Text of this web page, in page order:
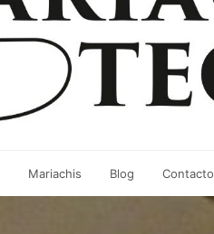
Mariachis Blog Contacto